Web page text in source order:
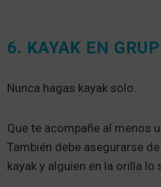
6. KAYAK EN
Nunca hagas kayak solo.
Que te acompañe al menos
También debe asegurarse
kayak y alguien en la orilla lo